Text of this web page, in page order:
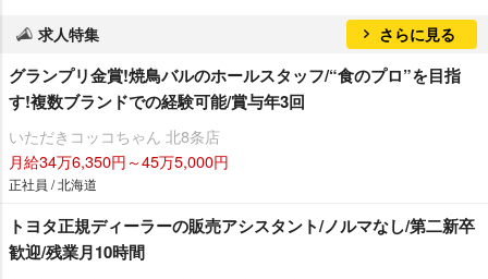
求人特集 さらに見る
グランプリ金賞!焼鳥バルのホールスタッフ/“食のプロ”を目指
す!複数ブランドでの経験可能/賞与年3回
いただきコッコちゃん 北8条店
月給34万6,350円～45万5,000円
正社員 / 北海道
トヨタ正規ディーラーの販売アシスタント/ノルマなし/第二新卒
歓迎/残業月10時間